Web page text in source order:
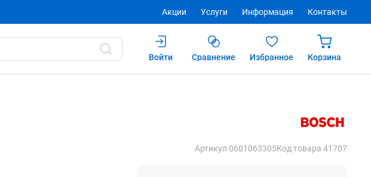
Акции Услуги Информация Контакты
Войти
Сравнение Избранное Корзина
Артикул 0601063305Код товара 41707